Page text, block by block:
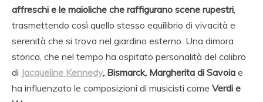
affreschi e le maioliche che raffigurano scene rupestri
trasmettendo così quello stesso equilibrio di vivacità e
serenità che si trova nel giardino esterno. Una dimora
storica, che nel tempo ha ospitato personalità del calibro
di Jacqueline Kennedy, Bismarck, Margherita di Savoia e
ha influenzato le composizioni di musicisti come Verdi e